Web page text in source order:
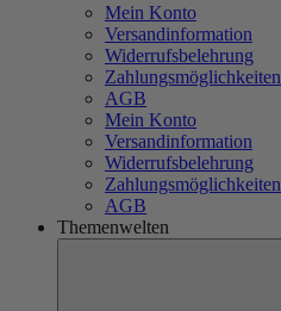
Mein Konto
Versandinformation
Widerrufsbelehrung
Zahlungsmöglichkeiten
AGB
Mein Konto
Versandinformation
Widerrufsbelehrung
Zahlungsmöglichkeiten
AGB
Themenwelten